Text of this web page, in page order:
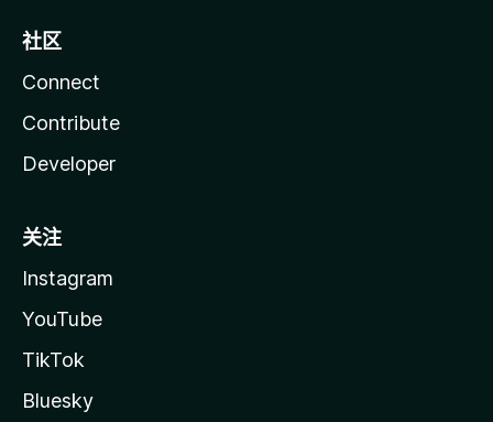
社区
Connect
Contribute
Developer
关注
Instagram
YouTube
TikTok
Bluesky